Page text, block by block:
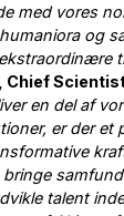
med vores
og
en del af
er der et
talent